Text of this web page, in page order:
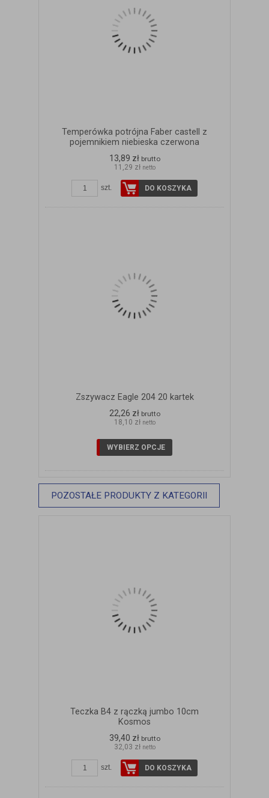
Temperówka potrójna Faber castell z
pojemnikiem niebieska czerwona
13,89 zł brutto
11,29 zł netto
szt. DO KOSZYKA
Zszywacz Eagle 204 20 kartek
22,26 zł brutto
18,10 zł netto
WYBIERZ OPCJE
POZOSTAŁE PRODUKTY Z KATEGORII
Teczka B4 z rączką jumbo 10cm
Kosmos
39,40 zł brutto
32,03 zł netto
szt. DO KOSZYKA